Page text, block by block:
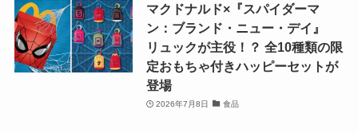
マクドナルド×『スパイダーマ
ン：ブランド・ニュー・デイ』
リュックが主役！？ 全10種類の限
定おもちゃ付きハッピーセットが
登場
2026年7月8日 食品